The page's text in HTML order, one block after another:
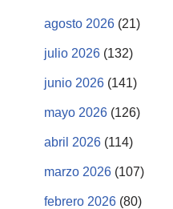
agosto 2026 (21)
julio 2026 (132)
junio 2026 (141)
mayo 2026 (126)
abril 2026 (114)
marzo 2026 (107)
febrero 2026 (80)